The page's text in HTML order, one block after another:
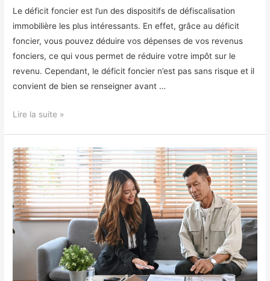
Le déficit foncier est l’un des dispositifs de défiscalisation
immobilière les plus intéressants. En effet, grâce au déficit
foncier, vous pouvez déduire vos dépenses de vos revenus
fonciers, ce qui vous permet de réduire votre impôt sur le
revenu. Cependant, le déficit foncier n’est pas sans risque et il
convient de bien se renseigner avant …
Le
en
tant
que
dispositif
de
défiscalisation
immobilière
Lire la suite »